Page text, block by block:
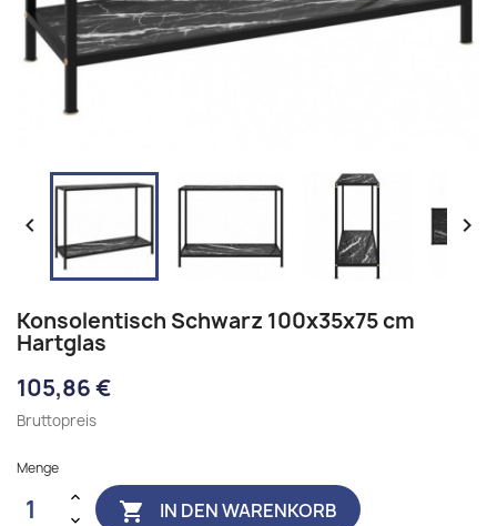
 
Konsolentisch Schwarz 100x35x75 cm
Hartglas
105,86 €
Bruttopreis
Menge
 IN DEN WARENKORB